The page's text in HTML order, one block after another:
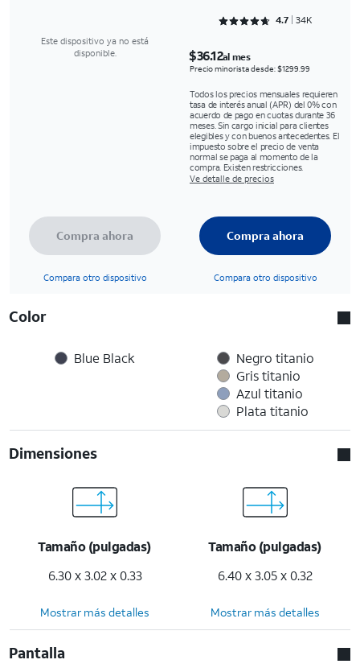
Rated 4.7094 out of 5
4.7 34K
Este dispositivo ya no está
disponible.
$36.12al mes
Precio minorista desde: $1299.99
Todos los precios mensuales requieren
tasa de interés anual (APR) del 0% con
acuerdo de pago en cuotas durante 36
meses. Sin cargo inicial para clientes
elegibles y con buenos antecedentes. El
impuesto sobre el precio de venta
normal se paga al momento de la
compra. Existen restricciones.
Ve detalle de precios
Compra ahora
Compara otro dispositivo
Compra ahora
Compara otro dispositivo
Color
Blue Black
Negro titanio
Gris titanio
Azul titanio
Plata titanio
Dimensiones
Tamaño (pulgadas)
6.30 x 3.02 x 0.33
Tamaño (pulgadas)
6.40 x 3.05 x 0.32
Mostrar más detalles Mostrar más detalles
Pantalla